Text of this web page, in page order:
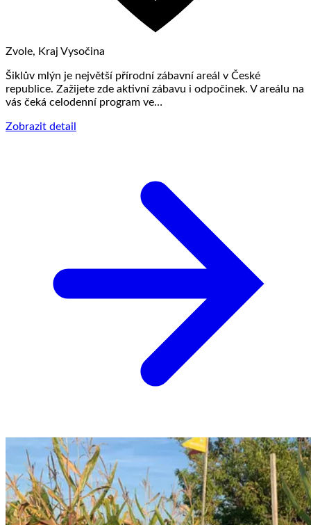
Zvole, Kraj Vysočina
Šiklův mlýn je největší přírodní zábavní areál v České
republice. Zažijete zde aktivní zábavu i odpočinek. V areálu na
vás čeká celodenní program ve…
Zobrazit detail